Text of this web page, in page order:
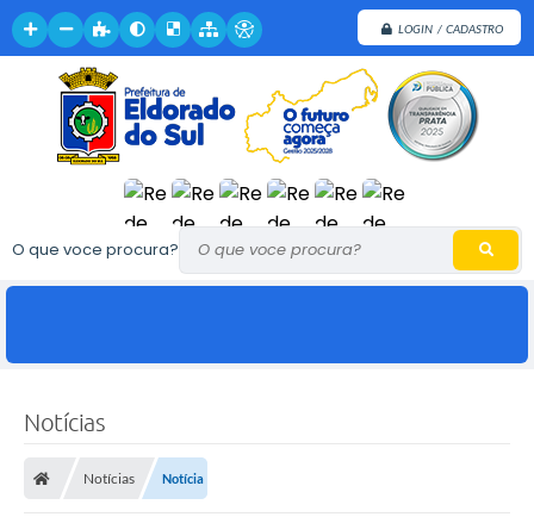
LOGIN / CADASTRO
O que voce procura?
Notícias
Notícias Notícia